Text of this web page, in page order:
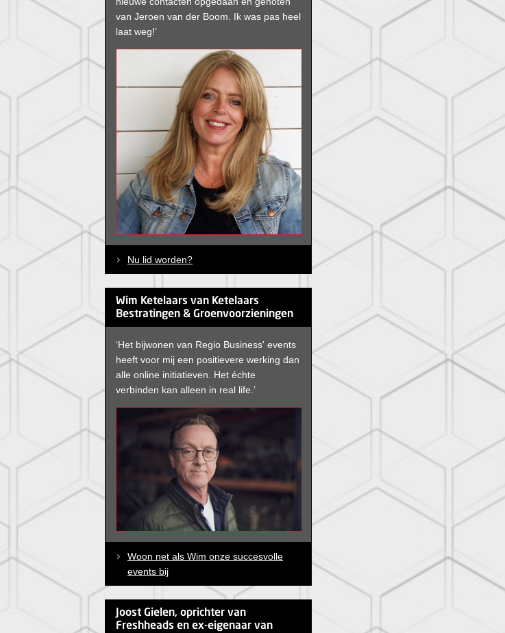
van Jeroen van der Boom. Ik was pas heel
laat weg!’
Nu lid worden?
Wim Ketelaars van Ketelaars
Bestratingen & Groenvoorzieningen
‘Het bijwonen van Regio Business' events
heeft voor mij een positievere werking dan
alle online initiatieven. Het échte
verbinden kan alleen in real life.’
Woon net als Wim onze succesvolle
events bij
Joost Gielen, oprichter van
Freshheads en ex-eigenaar van